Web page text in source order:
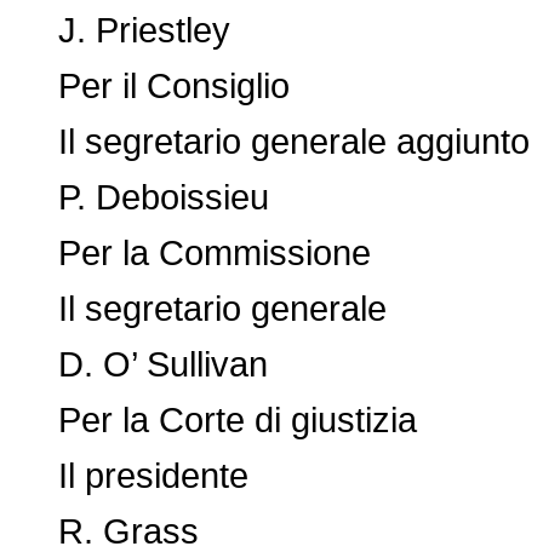
J. Priestley
Per il Consiglio
Il segretario generale aggiunto
P. Deboissieu
Per la Commissione
Il segretario generale
D. O’ Sullivan
Per la Corte di giustizia
Il presidente
R. Grass